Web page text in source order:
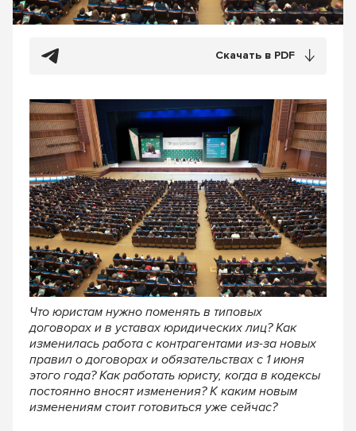
Скачать в PDF
Что юристам нужно поменять в типовых
договорах и в уставах юридических лиц? Как
изменилась работа с контрагентами из-за новых
правил о договорах и обязательствах с 1 июня
этого года? Как работать юристу, когда в кодексы
постоянно вносят изменения? К каким новым
изменениям стоит готовиться уже сейчас?